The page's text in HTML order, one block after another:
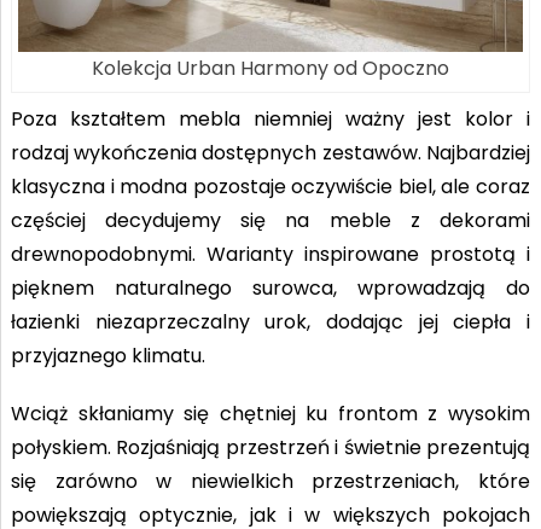
Kolekcja Urban Harmony od Opoczno
Poza kształtem mebla niemniej ważny jest kolor i
rodzaj wykończenia dostępnych zestawów. Najbardziej
klasyczna i modna pozostaje oczywiście biel, ale coraz
częściej decydujemy się na meble z dekorami
drewnopodobnymi. Warianty inspirowane prostotą i
pięknem naturalnego surowca, wprowadzają do
łazienki niezaprzeczalny urok, dodając jej ciepła i
przyjaznego klimatu.
Wciąż skłaniamy się chętniej ku frontom z wysokim
połyskiem. Rozjaśniają przestrzeń i świetnie prezentują
się zarówno w niewielkich przestrzeniach, które
powiększają optycznie, jak i w większych pokojach